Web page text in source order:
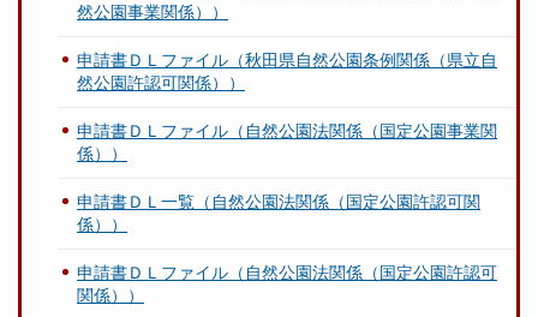
然公園事業関係））
申請書ＤＬファイル（秋田県自然公園条例関係（県立自
然公園許認可関係））
申請書ＤＬファイル（自然公園法関係（国定公園事業関
係））
申請書ＤＬ一覧（自然公園法関係（国定公園許認可関
係））
申請書ＤＬファイル（自然公園法関係（国定公園許認可
関係））